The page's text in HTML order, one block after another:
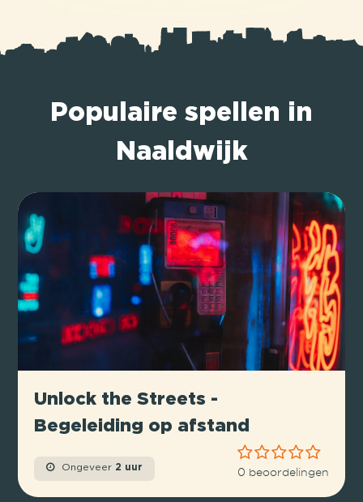
Populaire spellen in
Naaldwijk
Unlock the Streets -
Begeleiding op afstand
Ongeveer 2 uur 0 beoordelingen